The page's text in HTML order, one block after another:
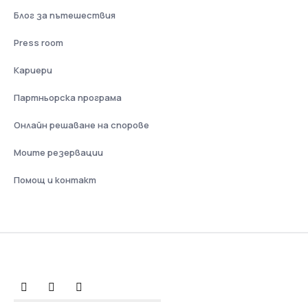
Блог за пътешествия
Press room
Кариери
Партньорска програма
Онлайн решаване на спорове
Моите резервации
Помощ и контакт